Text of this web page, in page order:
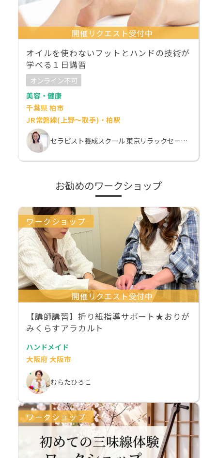
開催リクエスト受付中
オイルを使わないフットとハンドの技術が
学べる１日講習
オンライン不可
美容・健康
千葉県 柏市
JR常磐線(上野～取手)・柏駅
セラピスト養成スクール 東京リラックセーションアカデミー 斉藤麻希
お勧めのワークショップ
ワークショップ
開催リクエスト受付中
【講師講習】折り紙指導サポート★おりが
みくらすアラカルト
ハンドメイド
大阪府 大阪市
むらたひろこ
ワークショップ